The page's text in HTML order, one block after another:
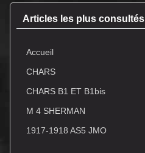
Articles les plus consultés
Accueil
CHARS
CHARS B1 ET B1bis
M 4 SHERMAN
1917-1918 AS5 JMO